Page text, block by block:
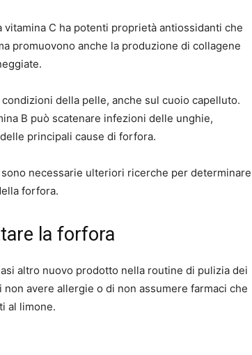
C ha potenti proprietà antiossidanti che
promuovono anche la produzione di collagene
della pelle, anche sul cuoio capelluto.
B può scatenare infezioni delle unghie,
principali cause di forfora.
necessarie ulteriori ricerche per determinare
forfora.
la forfora
altro nuovo prodotto nella routine di pulizia dei
avere allergie o di non assumere farmaci che
al limone.